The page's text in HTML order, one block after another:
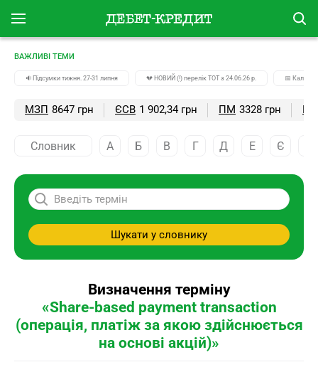
ВАЖЛИВІ ТЕМИ
🔉Підсумки тижня. 27-31 липня 💔 НОВИЙ (!) перелік ТОТ з 24.06.26 р. 📅
МЗП 8647 грн ЄСВ 1 902,34 грн ПМ 3328 грн
Словник А Б В Г Д Е Є
Шукати у словнику
Визначення терміну
«Share-based payment transactіon
(операція, платіж за якою здійснюється
на основі акцій)»